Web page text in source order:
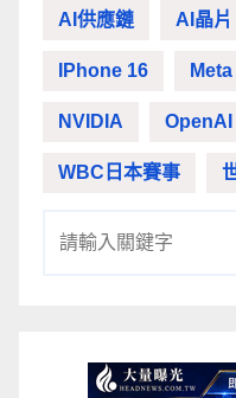
AI供應鏈 AI晶片
IPhone 16
NVIDIA OpenAI
WBC日本賽事
搜尋